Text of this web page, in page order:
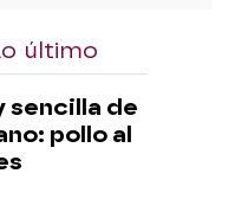
último
sencilla de
pollo al